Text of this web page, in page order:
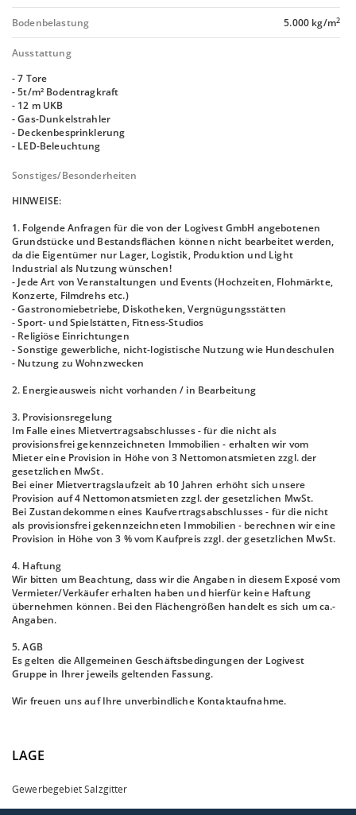
Bodenbelastung 5.000 kg/m2
Ausstattung
- 7 Tore
- 5t/m² Bodentragkraft
- 12 m UKB
- Gas-Dunkelstrahler
- Deckenbesprinklerung
- LED-Beleuchtung
Sonstiges/Besonderheiten
HINWEISE:
1. Folgende Anfragen für die von der Logivest GmbH angebotenen
Grundstücke und Bestandsflächen können nicht bearbeitet werden,
da die Eigentümer nur Lager, Logistik, Produktion und Light
Industrial als Nutzung wünschen!
- Jede Art von Veranstaltungen und Events (Hochzeiten, Flohmärkte,
Konzerte, Filmdrehs etc.)
- Gastronomiebetriebe, Diskotheken, Vergnügungsstätten
- Sport- und Spielstätten, Fitness-Studios
- Religiöse Einrichtungen
- Sonstige gewerbliche, nicht-logistische Nutzung wie Hundeschulen
- Nutzung zu Wohnzwecken
2. Energieausweis nicht vorhanden / in Bearbeitung
3. Provisionsregelung
Im Falle eines Mietvertragsabschlusses - für die nicht als
provisionsfrei gekennzeichneten Immobilien - erhalten wir vom
Mieter eine Provision in Höhe von 3 Nettomonatsmieten zzgl. der
gesetzlichen MwSt.
Bei einer Mietvertragslaufzeit ab 10 Jahren erhöht sich unsere
Provision auf 4 Nettomonatsmieten zzgl. der gesetzlichen MwSt.
Bei Zustandekommen eines Kaufvertragsabschlusses - für die nicht
als provisionsfrei gekennzeichneten Immobilien - berechnen wir eine
Provision in Höhe von 3 % vom Kaufpreis zzgl. der gesetzlichen MwSt.
4. Haftung
Wir bitten um Beachtung, dass wir die Angaben in diesem Exposé vom
Vermieter/Verkäufer erhalten haben und hierfür keine Haftung
übernehmen können. Bei den Flächengrößen handelt es sich um ca.-
Angaben.
5. AGB
Es gelten die Allgemeinen Geschäftsbedingungen der Logivest
Gruppe in Ihrer jeweils geltenden Fassung.
Wir freuen uns auf Ihre unverbindliche Kontaktaufnahme.
LAGE
Gewerbegebiet Salzgitter